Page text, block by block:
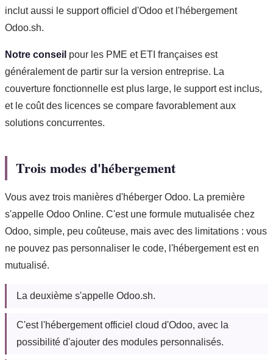
inclut aussi le support officiel d'Odoo et l'hébergement
Odoo.sh.
Notre conseil pour les PME et ETI françaises est
généralement de partir sur la version entreprise. La
couverture fonctionnelle est plus large, le support est inclus,
et le coût des licences se compare favorablement aux
solutions concurrentes.
Trois modes d'hébergement
Vous avez trois manières d'héberger Odoo. La première
s'appelle Odoo Online. C'est une formule mutualisée chez
Odoo, simple, peu coûteuse, mais avec des limitations : vous
ne pouvez pas personnaliser le code, l'hébergement est en
mutualisé.
La deuxième s'appelle Odoo.sh.
C'est l'hébergement officiel cloud d'Odoo, avec la
possibilité d'ajouter des modules personnalisés.